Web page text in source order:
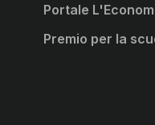
in nuova scheda
in nuova scheda
in nuova scheda
Portale
Premio per la